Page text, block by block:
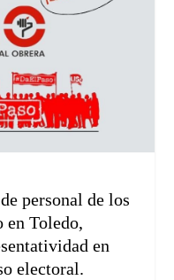
personal de los
en Toledo,
en
electoral.